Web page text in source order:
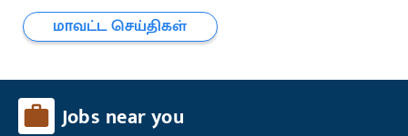
மாவட்ட செய்திகள்
Jobs near you